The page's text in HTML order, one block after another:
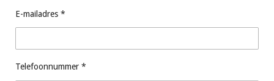
E-mailadres *
Telefoonnummer *